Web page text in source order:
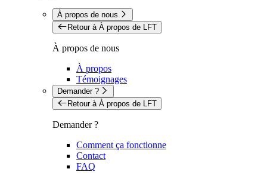
À propos de nous
Retour à À propos de LFT
À propos de nous
À propos
Témoignages
Demander ?
Retour à À propos de LFT
Demander ?
Comment ça fonctionne
Contact
FAQ